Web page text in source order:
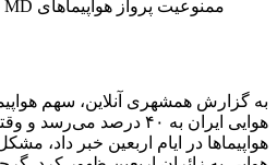
هوایی ایران به ۴۰ درصد
هواپیماها در ایام اربعین خبر داد،